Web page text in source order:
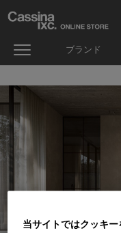
ブランド
当サイトではクッキ